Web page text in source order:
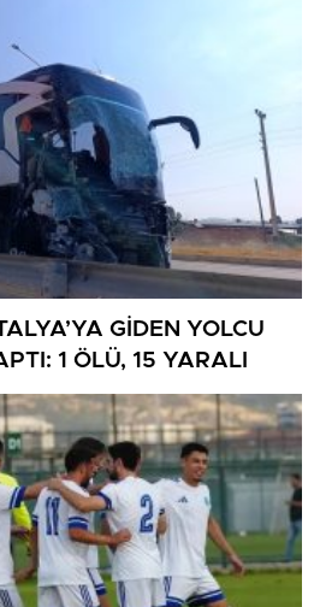
GİDEN YOLCU
1 ÖLÜ, 15 YARALI